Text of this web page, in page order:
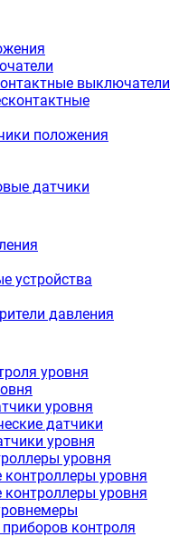
выключатели
положения
датчики
устройства
давления
уровня
уровня
датчики
уровня
уровня
контроллеры уровня
уровня
контроля